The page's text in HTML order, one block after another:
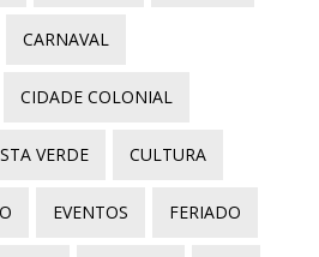
CARNAVAL
CIDADE COLONIAL
VERDE CULTURA
EVENTOS FERIADO